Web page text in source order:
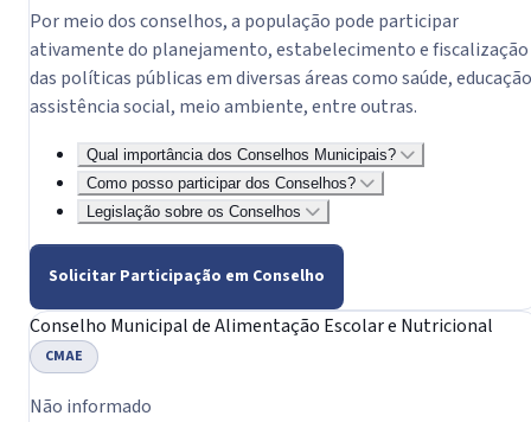
Por meio dos conselhos, a população pode participar
ativamente do planejamento, estabelecimento e fiscalização
das políticas públicas em diversas áreas como saúde,
assistência social, meio ambiente, entre outras.
Qual importância dos Conselhos Municipais?
Como posso participar dos Conselhos?
Legislação sobre os Conselhos
Solicitar Participação em Conselho
Conselho Municipal de Alimentação Escolar e Nutricional
CMAE
Não informado